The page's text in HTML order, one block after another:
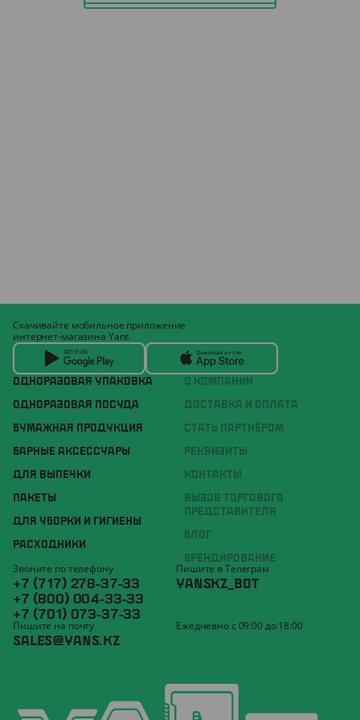
ОДНОРАЗОВАЯ УПАКОВКА
ОДНОРАЗОВАЯ ПОСУДА
БУМАЖНАЯ ПРОДУКЦИЯ
БАРНЫЕ АКСЕССУАРЫ
ДЛЯ ВЫПЕЧКИ
ПАКЕТЫ
ДЛЯ УБОРКИ И ГИГИЕНЫ
РАСХОДНИКИ
О КОМПАНИИ
ДОСТАВКА И ОПЛАТА
СТАТЬ ПАРТНЁРОМ
РЕКВИЗИТЫ
КОНТАКТЫ
ВЫЗОВ ТОРГОВОГО
ПРЕДСТАВИТЕЛЯ
БЛОГ
БРЕНДИРОВАНИЕ
Скачивайте мобильное приложение
интернет-магазина Yans
Звоните по телефону
+7 (717) 278-37-33
+7 (800) 004-33-33
+7 (701) 073-37-33
Пишите в Телеграм
YANSKZ_BOT
Пишите на почту
SALES@YANS.KZ
Ежедневно с 09:00 до 18:00